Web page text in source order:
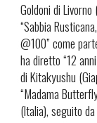
Goldoni di
“Sabbia
@100” come
ha diretto “12
di Kitakyushu
“Madama
(Italia), seguito